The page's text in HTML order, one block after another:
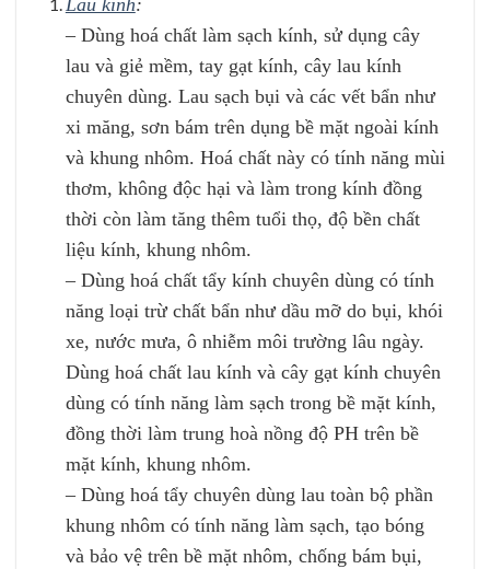
Lau kính:
– Dùng hoá chất làm sạch kính, sử dụng cây
lau và giẻ mềm, tay gạt kính, cây lau kính
chuyên dùng. Lau sạch bụi và các vết bẩn như
xi măng, sơn bám trên dụng bề mặt ngoài kính
và khung nhôm. Hoá chất này có tính năng mùi
thơm, không độc hại và làm trong kính đồng
thời còn làm tăng thêm tuổi thọ, độ bền chất
liệu kính, khung nhôm.
– Dùng hoá chất tẩy kính chuyên dùng có tính
năng loại trừ chất bẩn như dầu mỡ do bụi, khói
xe, nước mưa, ô nhiễm môi trường lâu ngày.
Dùng hoá chất lau kính và cây gạt kính chuyên
dùng có tính năng làm sạch trong bề mặt kính,
đồng thời làm trung hoà nồng độ PH trên bề
mặt kính, khung nhôm.
– Dùng hoá tẩy chuyên dùng lau toàn bộ phần
khung nhôm có tính năng làm sạch, tạo bóng
và bảo vệ trên bề mặt nhôm, chống bám bụi,